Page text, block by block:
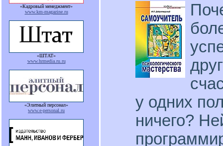
«Кадровый менеджмент»
www.km-magazine.ru
«ШТАТ»
www.hrmedia.ru.ru
«Элитный персонал»
www.e-personal.ru
у одних
ничего?